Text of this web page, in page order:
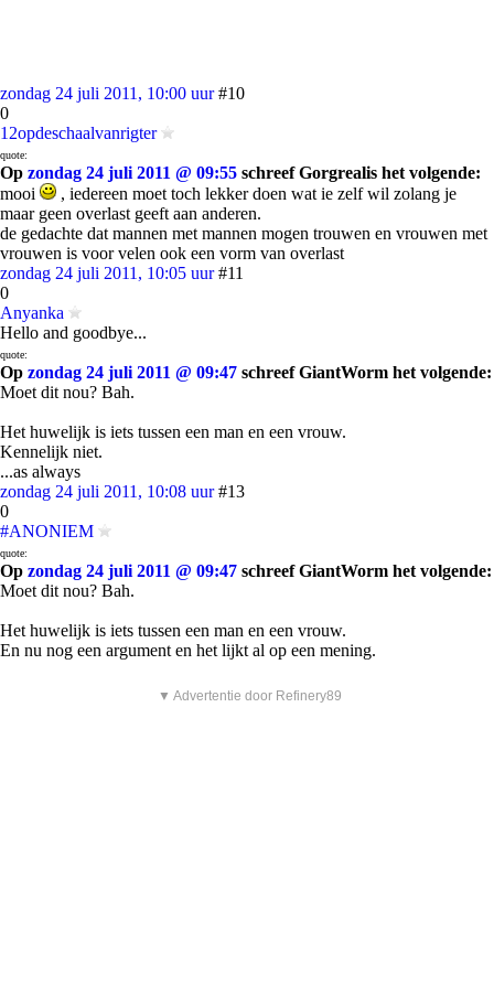
zondag 24 juli 2011, 10:00 uur #10
0
12opdeschaalvanrigter
quote:
Op zondag 24 juli 2011 @ 09:55 schreef Gorgrealis het volgende:
mooi
, iedereen moet toch lekker doen wat ie zelf wil zolang je
maar geen overlast geeft aan anderen.
de gedachte dat mannen met mannen mogen trouwen en vrouwen met
vrouwen is voor velen ook een vorm van overlast
zondag 24 juli 2011, 10:05 uur #11
0
Anyanka
Hello and goodbye...
quote:
Op zondag 24 juli 2011 @ 09:47 schreef GiantWorm het volgende:
Moet dit nou? Bah.
Het huwelijk is iets tussen een man en een vrouw.
Kennelijk niet.
...as always
zondag 24 juli 2011, 10:08 uur #13
0
#ANONIEM
quote:
Op zondag 24 juli 2011 @ 09:47 schreef GiantWorm het volgende:
Moet dit nou? Bah.
Het huwelijk is iets tussen een man en een vrouw.
En nu nog een argument en het lijkt al op een mening.
▼ Advertentie door Refinery89